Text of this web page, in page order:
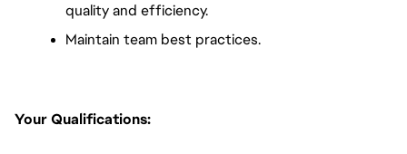
quality and efficiency.
Maintain team best practices.
Your Qualifications: